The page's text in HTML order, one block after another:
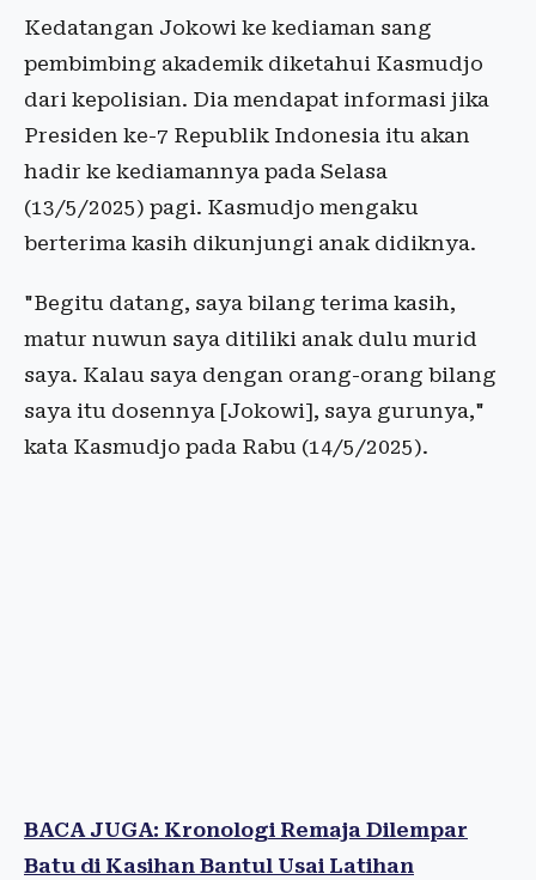
Kedatangan Jokowi ke kediaman sang
pembimbing akademik diketahui Kasmudjo
dari kepolisian. Dia mendapat informasi jika
Presiden ke-7 Republik Indonesia itu akan
hadir ke kediamannya pada Selasa
(13/5/2025) pagi. Kasmudjo mengaku
berterima kasih dikunjungi anak didiknya.
"Begitu datang, saya bilang terima kasih,
matur nuwun saya ditiliki anak dulu murid
saya. Kalau saya dengan orang-orang bilang
saya itu dosennya [Jokowi], saya gurunya,"
kata Kasmudjo pada Rabu (14/5/2025).
BACA JUGA: Kronologi Remaja Dilempar
Batu di Kasihan Bantul Usai Latihan